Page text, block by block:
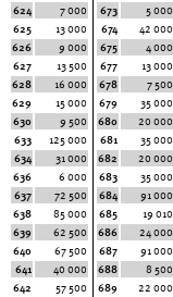
624
7 000
625
13 000
626
9 000
627
13 500
628
16 000
629
15 000
630
9 500
633
125 000
634
31 000
636
6 000
637
72 500
638
85 000
639
62 500
640
67 500
641
40 000
642
57 500
673
5 000
674
42 000
675
4 000
677
13 000
678
7 500
679
35 000
680
20 000
681
35 000
682
20 000
683
35 000
684
91 000
685
19 010
686
24 000
687
91 000
688
8 500
689
22 000